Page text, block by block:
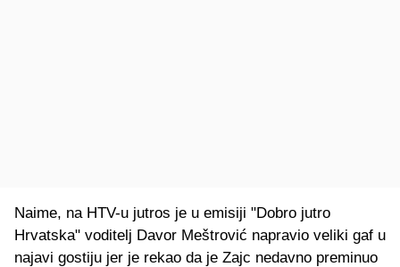
Naime, na HTV-u jutros je u emisiji "Dobro jutro
Hrvatska" voditelj Davor Meštrović napravio veliki gaf u
najavi gostiju jer je rekao da je Zajc nedavno preminuo